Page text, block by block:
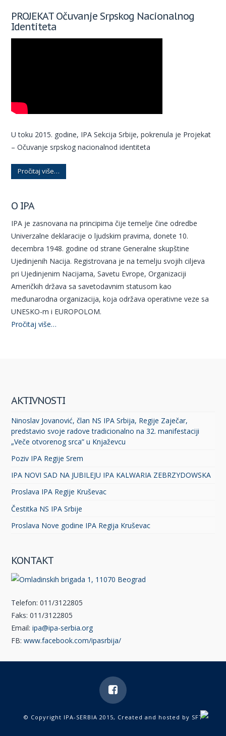
PROJEKAT Očuvanje Srpskog Nacionalnog
Identiteta
U toku 2015. godine, IPA Sekcija Srbije, pokrenula je Projekat
– Očuvanje srpskog nacionalnod identiteta
Pročitaj više…
O IPA
IPA je zasnovana na principima čije temelje čine odredbe
Univerzalne deklaracije o ljudskim pravima, donete 10.
decembra 1948. godine od strane Generalne skupštine
Ujedinjenih Nacija. Registrovana je na temelju svojih ciljeva
pri Ujedinjenim Nacijama, Savetu Evrope, Organizaciji
Američkih država sa savetodavnim statusom kao
međunarodna organizacija, koja održava operativne veze sa
UNESKO-m i EUROPOLOM.
Pročitaj više…
AKTIVNOSTI
Ninoslav Jovanović, član NS IPA Srbija, Regije Zaječar,
predstavio svoje radove tradicionalno na 32. manifestaciji
„Veče otvorenog srca” u Knjaževcu
Poziv IPA Regije Srem
IPA NOVI SAD NA JUBILEJU IPA KALWARIA ZEBRZYDOWSKA
Proslava IPA Regije Kruševac
Čestitka NS IPA Srbije
Proslava Nove godine IPA Regija Kruševac
KONTAKT
Telefon: 011/3122805
Faks: 011/3122805
Email:ipa@ipa-serbia.org
FB:www.facebook.com/ipasrbija/
© Copyright IPA-SERBIA 2015, Created and hosted by SFT